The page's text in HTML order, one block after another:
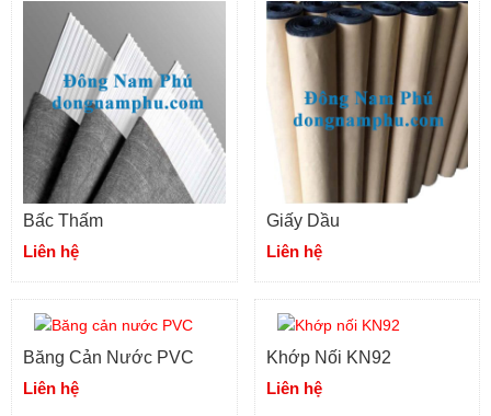
Bấc Thấm
Liên hệ
Giấy Dầu
Liên hệ
Băng Cản Nước PVC
Liên hệ
Khớp Nối KN92
Liên hệ